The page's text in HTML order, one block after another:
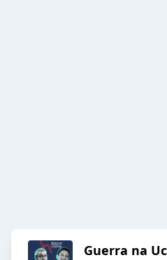
Guerra na